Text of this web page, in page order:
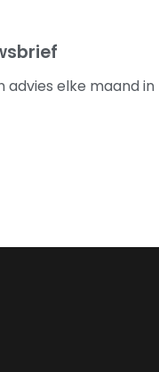
advies elke maand in